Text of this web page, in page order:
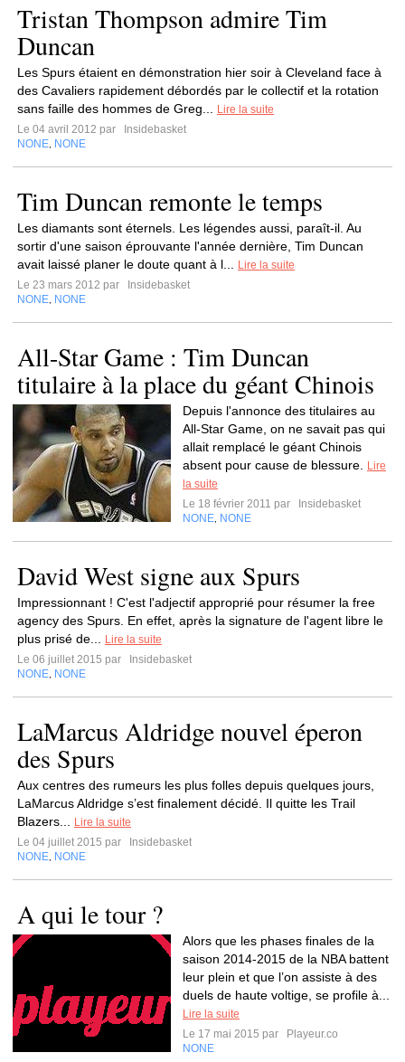
Tristan Thompson admire Tim
Duncan
Les Spurs étaient en démonstration hier soir à Cleveland face à
des Cavaliers rapidement débordés par le collectif et la rotation
sans faille des hommes de Greg...
Lire la suite
Le 04 avril 2012 par
Insidebasket
NONE NONE
Tim Duncan remonte le temps
Les diamants sont éternels. Les légendes aussi, paraît-il. Au
sortir d'une saison éprouvante l'année dernière, Tim Duncan
avait laissé planer le doute quant à l...
Lire la suite
Le 23 mars 2012 par
Insidebasket
NONE NONE
All-Star Game : Tim Duncan
titulaire à la place du géant Chinois
Depuis l'annonce des titulaires au
All-Star Game, on ne savait pas qui
allait remplacé le géant Chinois
absent pour cause de blessure.
Lire
la suite
Le 18 février 2011 par
Insidebasket
NONE NONE
David West signe aux Spurs
Impressionnant ! C'est l'adjectif approprié pour résumer la free
agency des Spurs. En effet, après la signature de l'agent libre le
plus prisé de...
Lire la suite
Le 06 juillet 2015 par
Insidebasket
NONE NONE
LaMarcus Aldridge nouvel éperon
des Spurs
Aux centres des rumeurs les plus folles depuis quelques jours,
LaMarcus Aldridge s’est finalement décidé. Il quitte les Trail
Blazers...
Lire la suite
Le 04 juillet 2015 par
Insidebasket
NONE NONE
A qui le tour ?
Alors que les phases finales de la
saison 2014-2015 de la NBA battent
leur plein et que l’on assiste à des
duels de haute voltige, se profile à...
Lire la suite
Le 17 mai 2015 par
Playeur.co
NONE